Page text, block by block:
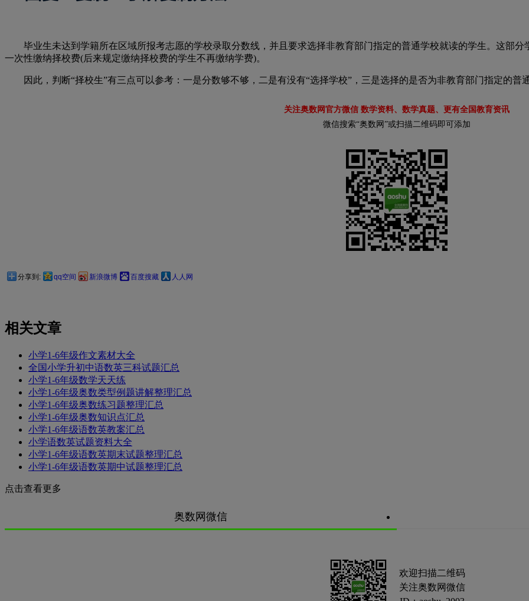
毕业生未达到学籍所在区域所报考志愿的学校录取分数线，并且要求选择非教育部门指定的普通学校就读的学生。这部分
一次性缴纳择校费(后来规定缴纳择校费的学生不再缴纳学费)。
因此，判断“择校生”有三点可以参考：一是分数够不够，二是有没有“选择学校”，三是选择的是否为非教育部门指定的普
关注奥数网官方微信 数学资料、数学真题、更有全国教育资讯
微信搜索“奥数网”或扫描二维码即可添加
分享到: qq空间 新浪微博 百度搜藏 人人网
相关文章
小学1-6年级作文素材大全
全国小学升初中语数英三科试题汇总
小学1-6年级数学天天练
小学1-6年级奥数类型例题讲解整理汇总
小学1-6年级奥数练习题整理汇总
小学1-6年级奥数知识点汇总
小学1-6年级语数英教案汇总
小学语数英试题资料大全
小学1-6年级语数英期末试题整理汇总
小学1-6年级语数英期中试题整理汇总
点击查看更多
奥数网微信
欢迎扫描二维码
关注奥数网微信